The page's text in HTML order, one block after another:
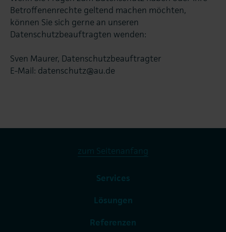
Betroffenenrechte geltend machen möchten,
können Sie sich gerne an unseren
Datenschutzbeauftragten wenden:
Sven Maurer, Datenschutzbeauftragter
E-Mail: datenschutz@au.de
zum Seitenanfang
Services
Lösungen
Referenzen